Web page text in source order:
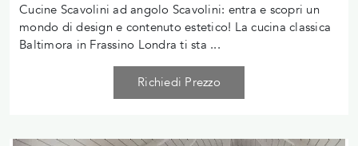
Cucine Scavolini ad angolo Scavolini: entra e scopri un
mondo di design e contenuto estetico! La cucina classica
Baltimora in Frassino Londra ti sta ...
Richiedi Prezzo